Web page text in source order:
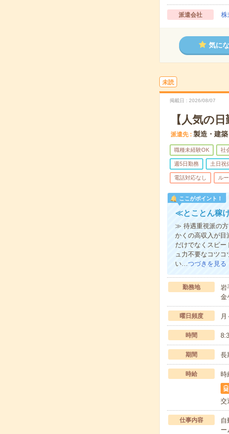
派遣会社 株
気に
未読
掲載日 2026/08/07
【人気の
派遣先 製造・建
職種未経験OK 社
週5日勤務 土日祝
電話対応なし ル
ここがポイント！
≪とことん稼
≫ 待遇重視派の方
かくの高収入が目
だけでなくスピ
ュ力不要なコツ
い…つづきを見る
勤務地
岩
金
曜日頻度 月
時間
期間 長
時給 時
交
仕事内容
自
ー